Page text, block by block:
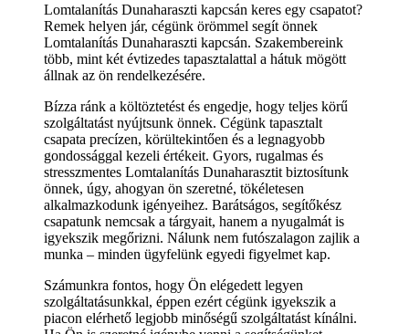
Lomtalanítás Dunaharaszti kapcsán keres egy csapatot?
Remek helyen jár, cégünk örömmel segít önnek
Lomtalanítás Dunaharaszti kapcsán. Szakembereink
több, mint két évtizedes tapasztalattal a hátuk mögött
állnak az ön rendelkezésére.
Bízza ránk a költöztetést és engedje, hogy teljes körű
szolgáltatást nyújtsunk önnek. Cégünk tapasztalt
csapata precízen, körültekintően és a legnagyobb
gondossággal kezeli értékeit. Gyors, rugalmas és
stresszmentes Lomtalanítás Dunaharasztit biztosítunk
önnek, úgy, ahogyan ön szeretné, tökéletesen
alkalmazkodunk igényeihez. Barátságos, segítőkész
csapatunk nemcsak a tárgyait, hanem a nyugalmát is
igyekszik megőrizni. Nálunk nem futószalagon zajlik a
munka – minden ügyfelünk egyedi figyelmet kap.
Számunkra fontos, hogy Ön elégedett legyen
szolgáltatásunkkal, éppen ezért cégünk igyekszik a
piacon elérhető legjobb minőségű szolgáltatást kínálni.